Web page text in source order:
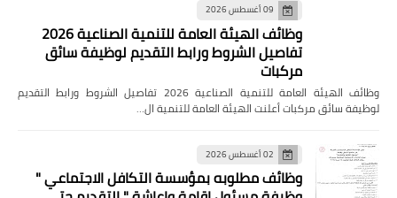
09 أغسطس 2026
وظائف الهيئة العامة للتنمية الصناعية 2026
تفاصيل الشروط ورابط التقديم لوظيفة سائق
مركبات
وظائف الهيئة العامة للتنمية الصناعية 2026 تفاصيل الشروط ورابط التقديم
لوظيفة سائق مركبات أعلنت الهيئة العامة للتنمية ال…
02 أغسطس 2026
وظائف مطلوبه بمؤسسة التكافل الاجتماعي "